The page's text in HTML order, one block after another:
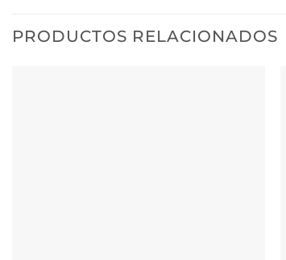
PRODUCTOS RELACIONADOS